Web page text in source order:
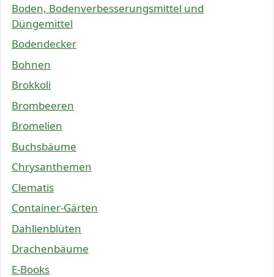
Boden, Bodenverbesserungsmittel und
Düngemittel
Bodendecker
Bohnen
Brokkoli
Brombeeren
Bromelien
Buchsbäume
Chrysanthemen
Clematis
Container-Gärten
Dahlienblüten
Drachenbäume
E-Books